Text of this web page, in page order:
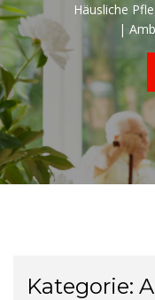
Häusliche
|
Kategorie: